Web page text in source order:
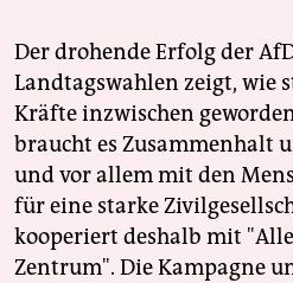
Der drohende Erfolg der
Landtagswahlen zeigt, wie
Kräfte inzwischen
braucht es Zusammenhalt
und vor allem mit den
für eine starke
kooperiert deshalb mit
Zentrum". Die Kampagne